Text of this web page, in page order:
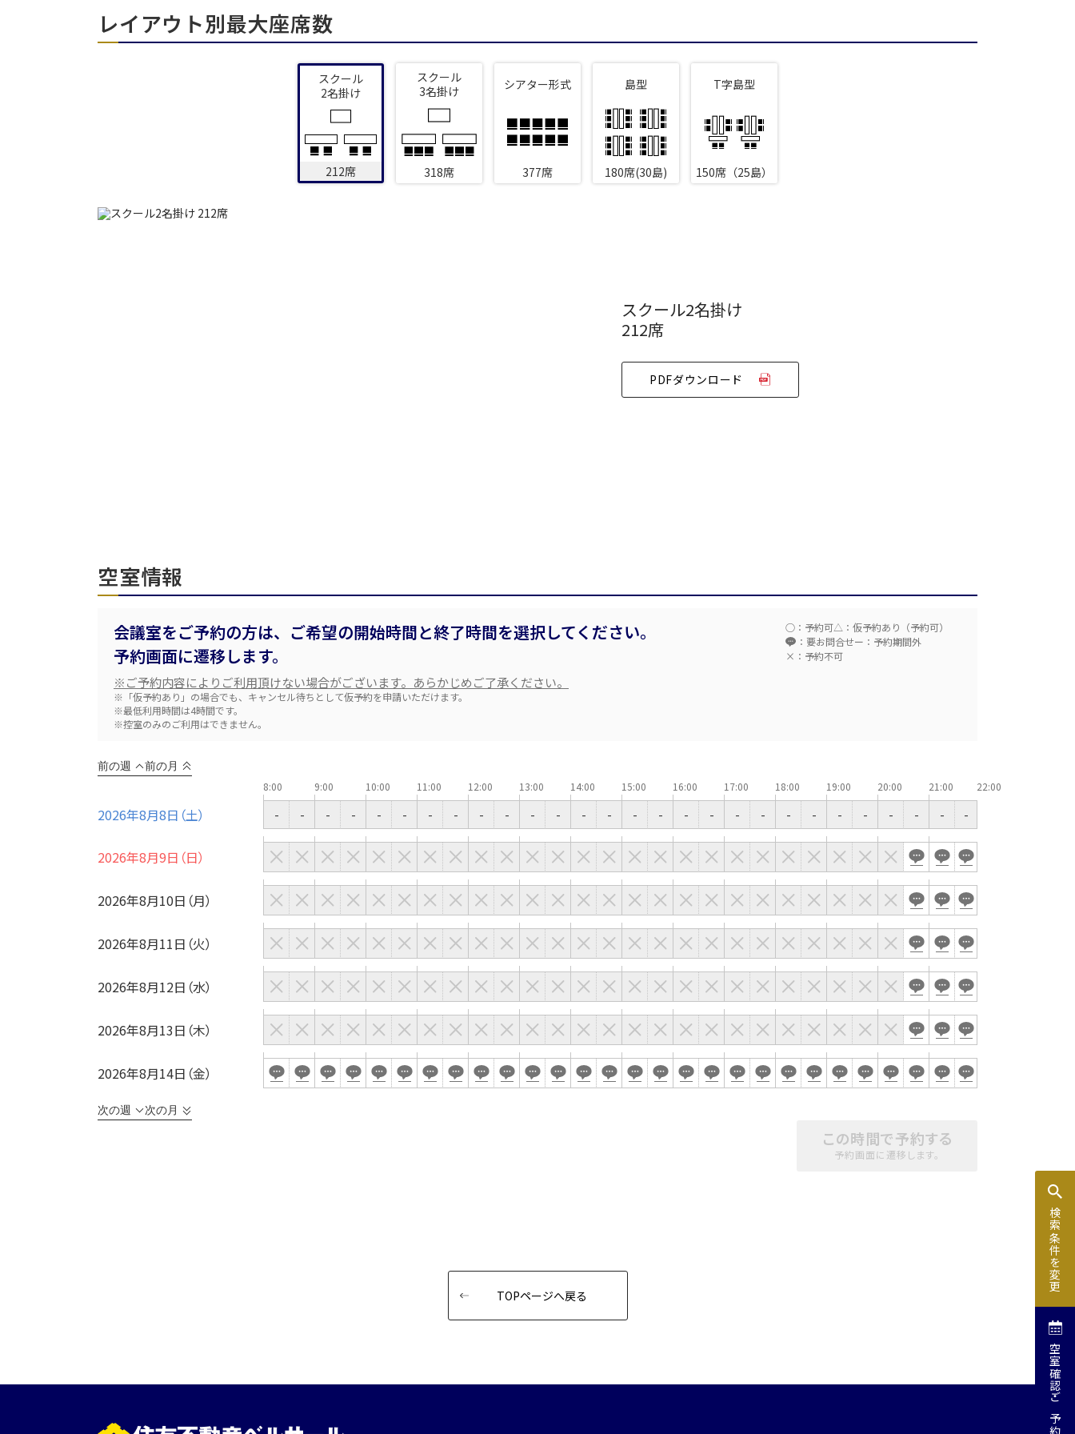
レイアウト別最大座席数
スクール
2名掛け
212席
スクール
3名掛け
318席
シアター形式
377席
島型
180席(30島)
T字島型
150席（25島）
スクール2名掛け
212席
PDFダウンロード
空室情報
会議室をご予約の方は、ご希望の開始時間と終了時間を選択してください。
予約画面に遷移します。
※ご予約内容によりご利用頂けない場合がございます。あらかじめご了承ください。
※「仮予約あり」の場合でも、キャンセル待ちとして仮予約を申請いただけます。
※最低利用時間は4時間です。
※控室のみのご利用はできません。
○：予約可△：仮予約あり（予約可）
：要お問合せー：予約期間外
×：予約不可
前の週 前の月
8:00 9:00 10:00 11:00 12:00 13:00 14:00 15:00 16:00 17:00 18:00 19:00 20:00 21:00
2026年8月8日（土） - - - - - - - - - - - - - - - - - - - - - - - - - - - -
2026年8月9日（日）
2026年8月10日（月）
2026年8月11日（火）
2026年8月12日（水）
2026年8月13日（木）
2026年8月14日（金）
次の週 次の月
この時間で予約する
予約画面に遷移します。
TOPページへ戻る
検索条件を変更
空室確認
ご予約
ベルサール新宿南口
ベルサール新宿グランド
新宿住友スカイルーム
ベルサール新宿セントラルパーク
ベルサール西新宿
ベルサール高田馬場
秋葉原・神田・東京エリア
ベルサール八重洲
ベルサール東京日本橋
ベルサール秋葉原
ベルサール神田
飯田橋・九段・半蔵門・神保町エリア
ベルサール飯田橋ファースト
ベルサール神保町アネックス
ベルサール東京汐留コンファレンスセンター
ベルサール有明コンファレンスセンター
会場の種類
こだわり条件
※複数選択可能
4t車以上荷捌きあり
裏導線あり
時間貸し駐車場あり
専有回線(NURO)あり
用途で選ぶ
パーティ・懇親会
株主総会・IR
e-sports大会
プレス発表
試験 展示会・販売会
この条件で検索
選択している条件を
リセットする